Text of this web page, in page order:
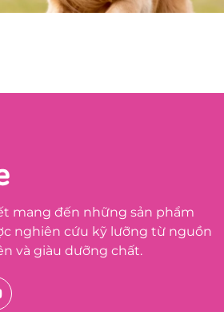
mang đến những sản phẩm
nghiên cứu kỹ lưỡng từ nguồn
và giàu dưỡng chất.